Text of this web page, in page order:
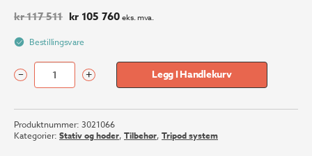
kr117 511 Opprinnelig
var:
511.
kr 105 760Nåværende
760.
eks. mva.
Bestillingsvare
Libec
30
System
with
– + Legg I Handlekurv
Produktnummer: 3021066
Kategorier: Stativ og hoder, Tilbehør, Tripod system